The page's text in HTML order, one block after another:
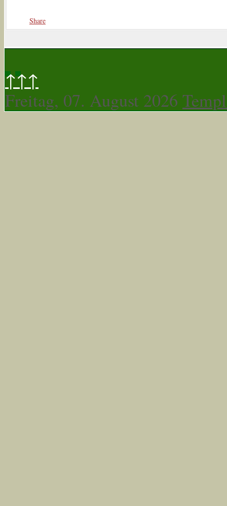
Share
↑↑↑
Freitag, 07. August 2026